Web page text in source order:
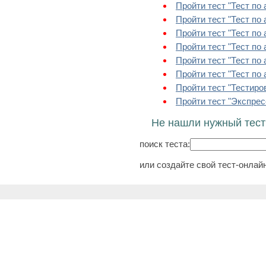
Пройти тест "Тест
Пройти тест "Тест
Пройти тест "Тест по
Пройти тест "Тест по
Пройти тест "Тест
Пройти тест "Тест
Пройти тест
Пройти тест
Не нашли нужный
поиск теста:
или создайте свой тест-